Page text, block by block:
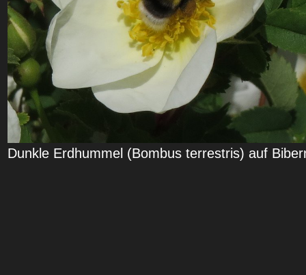
Dunkle Erdhummel (Bombus terrestris) auf